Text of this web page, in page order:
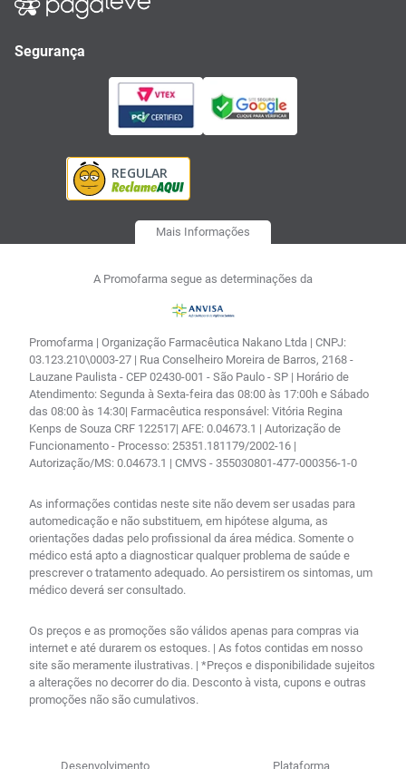
Segurança
Mais Informações
A Promofarma segue as determinações da
Promofarma | Organização Farmacêutica Nakano Ltda | CNPJ:
03.123.210\0003-27 | Rua Conselheiro Moreira de Barros, 2168 -
Lauzane Paulista - CEP 02430-001 - São Paulo - SP | Horário de
Atendimento: Segunda à Sexta-feira das 08:00 às 17:00h e Sábado
das 08:00 às 14:30| Farmacêutica responsável: Vitória Regina
Kenps de Souza CRF 122517| AFE: 0.04673.1 | Autorização de
Funcionamento - Processo: 25351.181179/2002-16 |
Autorização/MS: 0.04673.1 | CMVS - 355030801-477-000356-1-0
As informações contidas neste site não devem ser usadas para
automedicação e não substituem, em hipótese alguma, as
orientações dadas pelo profissional da área médica. Somente o
médico está apto a diagnosticar qualquer problema de saúde e
prescrever o tratamento adequado. Ao persistirem os sintomas, um
médico deverá ser consultado.
Os preços e as promoções são válidos apenas para compras via
internet e até durarem os estoques. | As fotos contidas em nosso
site são meramente ilustrativas. | *Preços e disponibilidade sujeitos
a alterações no decorrer do dia. Desconto à vista, cupons e outras
promoções não são cumulativos.
Desenvolvimento Plataforma